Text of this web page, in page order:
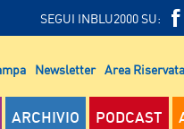
SEGUI INBLU2000 SU:
Newsletter Area Riservata
ARCHIVIO PODCAST